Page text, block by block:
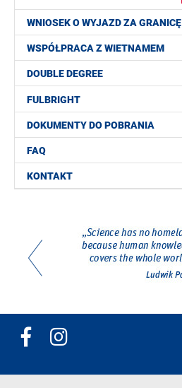
WNIOSEK O WYJAZD ZA GRANICĘ
WSPÓŁPRACA Z WIETNAMEM
DOUBLE DEGREE
FULBRIGHT
DOKUMENTY DO POBRANIA
FAQ
KONTAKT